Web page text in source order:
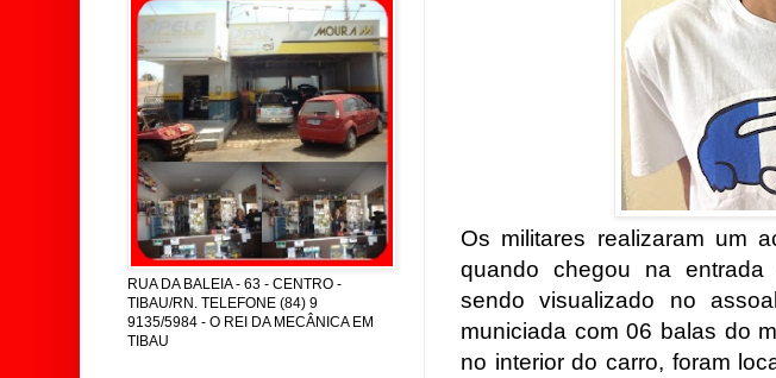
Os militares realizaram um
quando chegou na
sendo visualizado no
municiada com 06 balas do
no interior do carro, foram
RUA DA BALEIA - 63 - CENTRO -
TIBAU/RN. TELEFONE (84) 9
9135/5984 - O REI DA MECÂNICA EM
TIBAU